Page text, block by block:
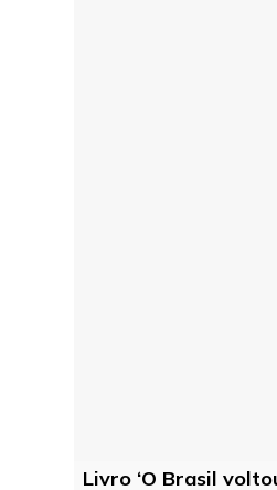
Livro ‘O Brasil